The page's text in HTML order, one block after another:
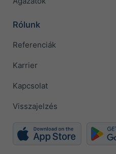
Rólunk
Referenciák
Karrier
Kapcsolat
Visszajelzés